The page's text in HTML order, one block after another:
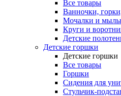
Все товары
Ванночки,
Мочалки и
Круги и
Детские
Детские горшки
Детские горшки
Все товары
Горшки
Сидения для
Стульчик-